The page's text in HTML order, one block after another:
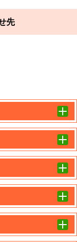
先